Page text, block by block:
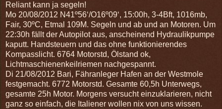
Reliant kann ja segeln!
Mo 20/08/2012 N41º56‘/O16º09‘, 15:00h, 3-4Bft, 1016mb,
Fair, 30ºC, Etmal 109M. Segeln und ab und an Motoren. Um
22:30h fällt der Autopilot aus, anscheinend Hydraulikpumpe
kaputt. Handsteuern und das ohne funktionierendes
Kompasslicht. 6764 Motorstd, Ölstand ok,
Lichtmaschienenkeilriemen nachgespannt.
Di 21/08/2012 Bari, Fähranleger Hafen an der Westmole
festgemacht. 6772 Motorstd. Gesamte 60,5h Unterwegs,
gesamte 25h Motor. Morgens versucht einzuklarieren, nicht
ganz so einfach, die Italiener wollen nix von uns wissen.